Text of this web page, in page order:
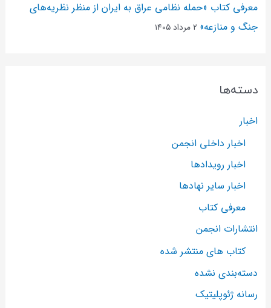
معرفی کتاب «حمله نظامی عراق به ایران از منظر نظریه‌های
جنگ و منازعه» ۲ مرداد ۱۴۰۵
دسته‌ها
اخبار
اخبار داخلی انجمن
اخبار رویدادها
اخبار سایر نهادها
معرفی کتاب
انتشارات انجمن
کتاب های منتشر شده
دسته‌بندی نشده
رسانه ژئوپلیتیک